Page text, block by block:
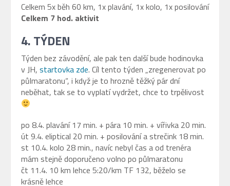
Celkem 5x běh 60 km, 1x plavání, 1x kolo, 1x posilování
Celkem 7 hod. aktivit
4. TÝDEN
Týden bez závodění, ale pak ten další bude hodinovka
v JH, startovka zde. Cíl tento týden „zregenerovat po
půlmaratonu“, i když je to hrozně těžký pár dní
neběhat, tak se to vyplatí vydržet, chce to trpělivost
po 8.4. plavání 17 min. + pára 10 min. + vířivka 20 min.
út 9.4. eliptical 20 min. + posilování a strečink 18 min.
st 10.4. kolo 28 min., navíc nebyl čas a od trenéra
mám stejně doporučeno volno po půlmaratonu
čt 11.4. 10 km lehce 5:20/km TF 132, běželo se
krásně lehce